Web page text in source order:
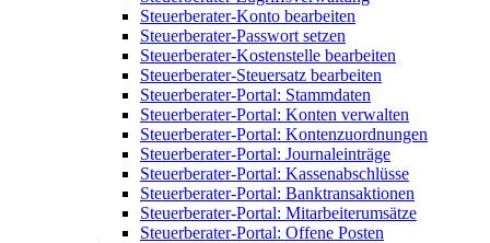
Steuerberater-Konto bearbeiten
Steuerberater-Passwort setzen
Steuerberater-Kostenstelle bearbeiten
Steuerberater-Steuersatz bearbeiten
Steuerberater-Portal: Stammdaten
Steuerberater-Portal: Konten verwalten
Steuerberater-Portal: Kontenzuordnungen
Steuerberater-Portal: Journaleinträge
Steuerberater-Portal: Kassenabschlüsse
Steuerberater-Portal: Banktransaktionen
Steuerberater-Portal: Mitarbeiterumsätze
Steuerberater-Portal: Offene Posten